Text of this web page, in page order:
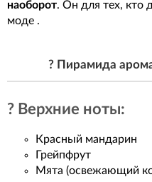
наоборот. Он для тех, кто
моде .
? Пирамида
? Верхние ноты:
Красный мандарин
Грейпфрут
Мята (освежающий